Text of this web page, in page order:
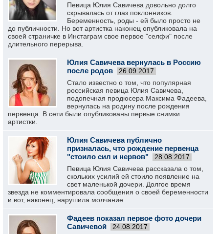
Певица Юлия Савичева довольно долго
скрывалась от глаз поклонников.
Беременность, роды - ей было просто не
до публичности. Но вот артистка наконец опубликовала на
своей страничке в Инстаграм свое первое "селфи" после
длительного перерыва.
Юлия Савичева вернулась в Россию
после родов
26.09.2017
Стало известно о том, что популярная
российская певица Юлия Савичева,
подопечная продюсера Максима Фадеева,
вернулась на родину после рождения
первенца. В сети были опубликованы первые снимки
артистки.
Юлия Савичева публично
призналась, что рождение первенца
"стоило сил и нервов"
28.08.2017
Певица Юлия Савичева рассказала о том,
скольких усилий ей стоило появление на
свет маленькой дочери. Долгое время
звезда не комментировала сообщения о своей беременности
и вот, наконец, нарушила молчание.
Фадеев показал первое фото дочери
Савичевой
24.08.2017